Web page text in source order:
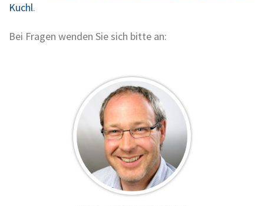
Kuchl.
Bei Fragen wenden Sie sich bitte an: